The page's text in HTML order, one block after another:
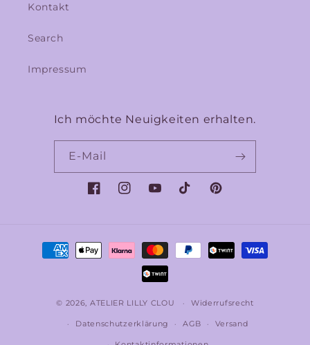
Kontakt
Search
Impressum
Ich möchte Neuigkeiten erhalten.
E-Mail
FacebookInstagramYouTubeTikTokPinterest
Zahlungsmethoden
© 2026, ATELIER LILLY CLOU Widerrufsrecht
Datenschutzerklärung AGB Versand